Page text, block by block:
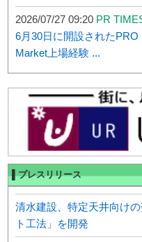
2026/07/27 09:20 PR
6月30日に開設された
Market上場経験 ...
▌プレスリリース
清水建設、特定天井向け
ト工法」を開発